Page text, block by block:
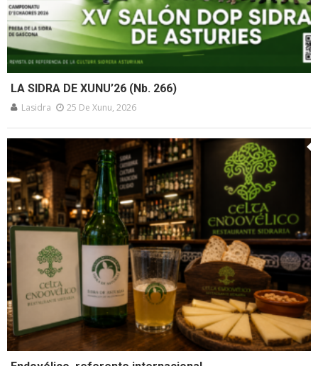
LA SIDRA DE XUNU’26 (Nb. 266)
Lasidra 25 De Xunu, 2026